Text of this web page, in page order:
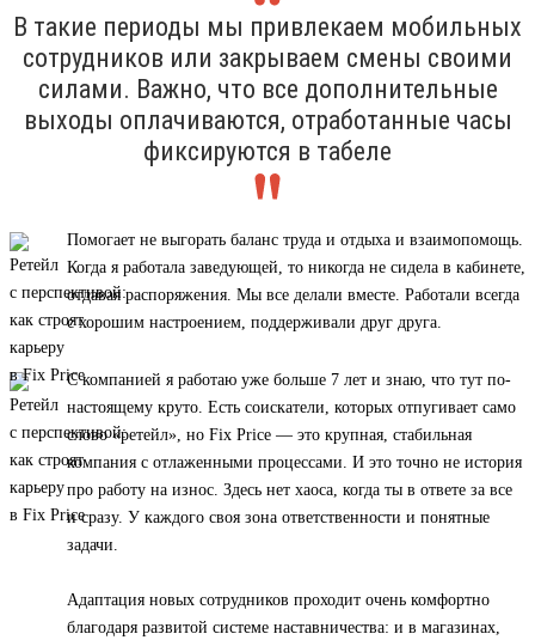
В такие периоды мы привлекаем мобильных
сотрудников или закрываем смены своими
силами. Важно, что все дополнительные
выходы оплачиваются, отработанные часы
фиксируются в табеле
Помогает не выгорать баланс труда и отдыха и взаимопомощь.
Когда я работала заведующей, то никогда не сидела в кабинете,
отдавая распоряжения. Мы все делали вместе. Работали всегда
с хорошим настроением, поддерживали друг друга.
С компанией я работаю уже больше 7 лет и знаю, что тут по-
настоящему круто. Есть соискатели, которых отпугивает само
слово «ретейл», но Fix Price — это крупная, стабильная
компания с отлаженными процессами. И это точно не история
про работу на износ. Здесь нет хаоса, когда ты в ответе за все
и сразу. У каждого своя зона ответственности и понятные
задачи.
Адаптация новых сотрудников проходит очень комфортно
благодаря развитой системе наставничества: и в магазинах,